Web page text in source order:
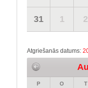
31 1 2
Atgriešanās datums:
P O T